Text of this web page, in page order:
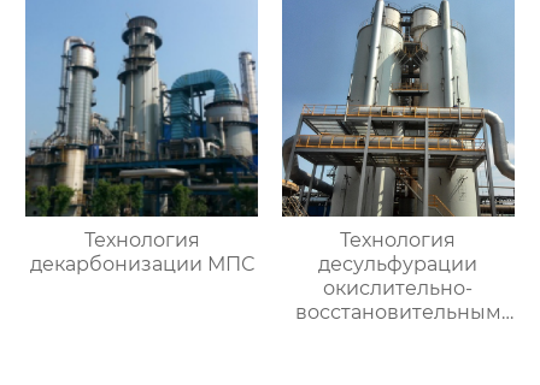
Технология
декарбонизации МПС
Технология
десульфурации
окислительно-
восстановительным